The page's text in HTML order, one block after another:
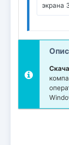
экрана